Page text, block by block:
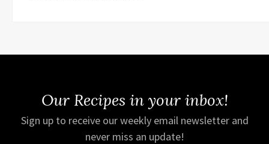
Our Recipes in your inbox!
Sign up to receive our weekly email newsletter and
never miss an update!